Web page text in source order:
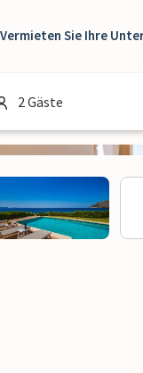
Vermieten Sie Ihre
2 Gäste